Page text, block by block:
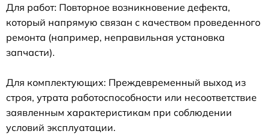
Для работ: Повторное возникновение дефекта,
который напрямую связан с качеством проведенного
ремонта (например, неправильная установка
запчасти).
Для комплектующих: Преждевременный выход из
строя, утрата работоспособности или несоответствие
заявленным характеристикам при соблюдении
условий эксплуатации.